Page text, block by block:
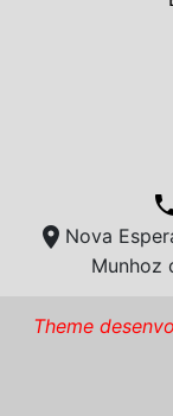
location_on Nova
Munhoz
Theme